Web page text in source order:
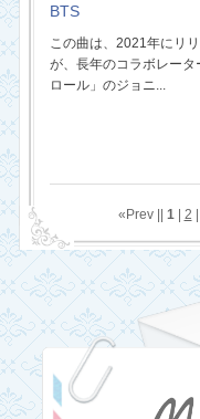
BTS
この曲は、2021年にリ
が、長年のコラボレータ
ロール」のジョニ...
«Prev || 1| 2